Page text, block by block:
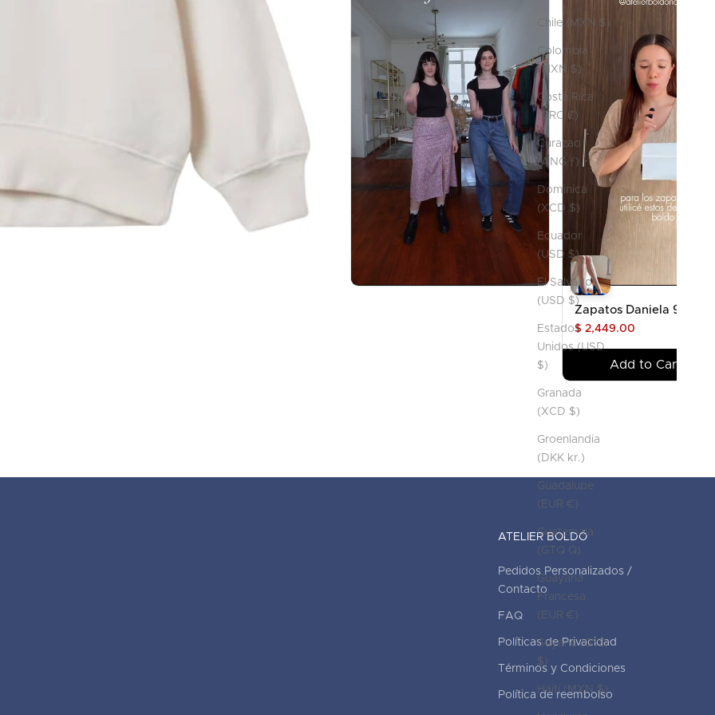
Chile (MXN $)
Colombia
(MXN $)
Costa Rica
(CRC ₡)
Curazao
(ANG ƒ)
Dominica
(XCD $)
Ecuador
(USD $)
El Salvador
(USD $)
Estados
Unidos (USD
$)
Granada
(XCD $)
Groenlandia
(DKK kr.)
Guadalupe
(EUR €)
Guatemala
(GTQ Q)
Guayana
Francesa
(EUR €)
Guyana (GYD
$)
Haití (MXN $)
Zapatos Daniela 9.5cm
$ 2,449.00
Add to Cart
ATELIER BOLDÓ
Pedidos Personalizados /
Contacto
FAQ
Políticas de Privacidad
Términos y Condiciones
Política de reembolso